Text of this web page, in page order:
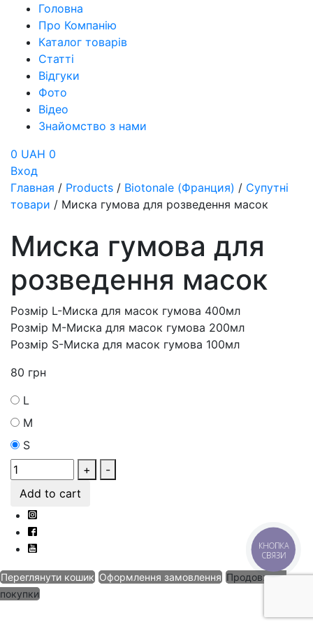
Головна
Про Компанію
Каталог товарів
Статті
Відгуки
Фото
Відео
Знайомство з нами
0 UAH 0
Вход
Главная / Products / Biotonale (Франция) / Супутні
товари / Миска гумова для розведення масок
Миска гумова для
розведення масок
Розмір L-Миска для масок гумова 400мл
Розмір M-Миска для масок гумова 200мл
Розмір S-Миска для масок гумова 100мл
80 грн
L
M
S
+
-
Add to cart
Переглянути кошик Оформлення замовлення Продовжити
покупки
КНОПКА
СВЯЗИ